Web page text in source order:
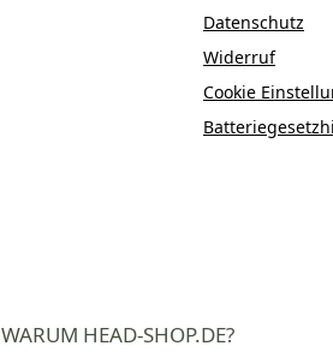
Datenschutz
Widerruf
Cookie
WARUM HEAD-SHOP.DE?